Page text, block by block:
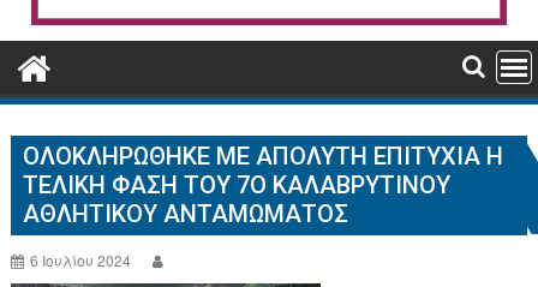
ΟΛΟΚΛΗΡΏΘΗΚΕ ΜΕ ΑΠΌΛΥΤΗ ΕΠΙΤΥΧΊΑ Η
ΤΕΛΙΚΉ ΦΆΣΗ ΤΟΥ 7Ο ΚΑΛΑΒΡΥΤΙΝΟΎ
ΑΘΛΗΤΙΚΟΎ ΑΝΤΑΜΏΜΑΤΟΣ
6 Ιουλίου 2024